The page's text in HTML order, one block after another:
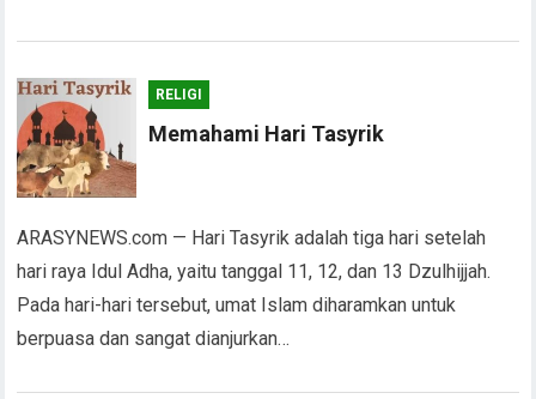
RELIGI
Memahami Hari Tasyrik
ARASYNEWS.com — Hari Tasyrik adalah tiga hari setelah
hari raya Idul Adha, yaitu tanggal 11, 12, dan 13 Dzulhijjah.
Pada hari-hari tersebut, umat Islam diharamkan untuk
berpuasa dan sangat dianjurkan…